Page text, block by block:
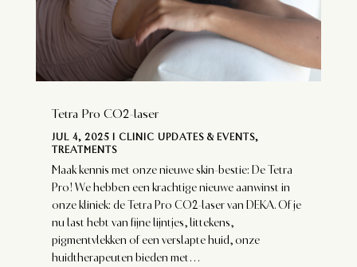
Tetra Pro CO2-laser
JUL 4, 2025| CLINIC UPDATES & EVENTS,
TREATMENTS
Maak kennis met onze nieuwe skin-bestie: De Tetra
Pro! We hebben een krachtige nieuwe aanwinst in
onze kliniek: de Tetra Pro CO2-laser van DEKA. Of je
nu last hebt van fijne lijntjes, littekens,
pigmentvlekken of een verslapte huid, onze
huidtherapeuten bieden met...